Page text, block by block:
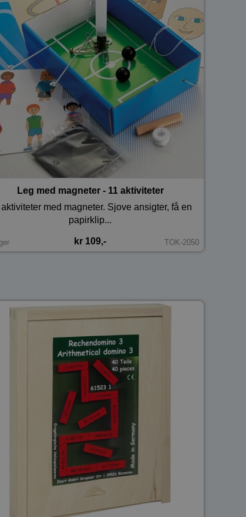
Leg med magneter - 11 aktiviteter
aktiviteter med magneter. Sjove ansigter, få en
papirklip...
kr 109,- TOK-2050